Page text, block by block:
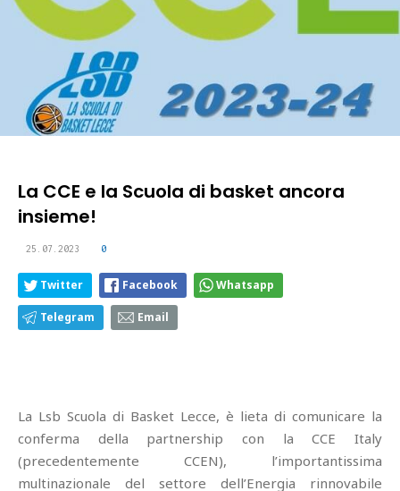
La CCE e la Scuola di basket ancora
insieme!
25.07.2023 0
Twitter Facebook Whatsapp
Telegram Email
La Lsb Scuola di Basket Lecce, è lieta di comunicare la
conferma della partnership con la CCE Italy
(precedentemente CCEN), l’importantissima
multinazionale del settore dell’Energia rinnovabile